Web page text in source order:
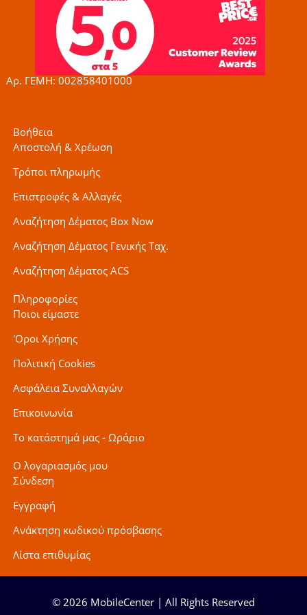
g
r
a
m
t
e
r
Αρ. ΓΕΜΗ: 002858401000
Βοήθεια
Αποστολή & Χρέωση
Τρόποι πληρωμής
Επιστροφές & Αλλαγές
Αναζήτηση Δέματος Box Now
Αναζήτηση Δέματος Γενικής Ταχ.
Αναζήτηση Δέματος ACS
Πληροφορίες
Ποιοι είμαστε
'Οροι Χρήσης
Πολιτική Cookies
Ασφάλεια Συναλλαγών
Επικοινωνία
Το κατάστημά μας - Ωράριο
Ο λογαριασμός μου
Σύνδεση
Εγγραφή
Ανάκτηση κωδικού πρόσβασης
Λίστα επιθυμίας
© 2026 MobileCenter | All Rights Reserved